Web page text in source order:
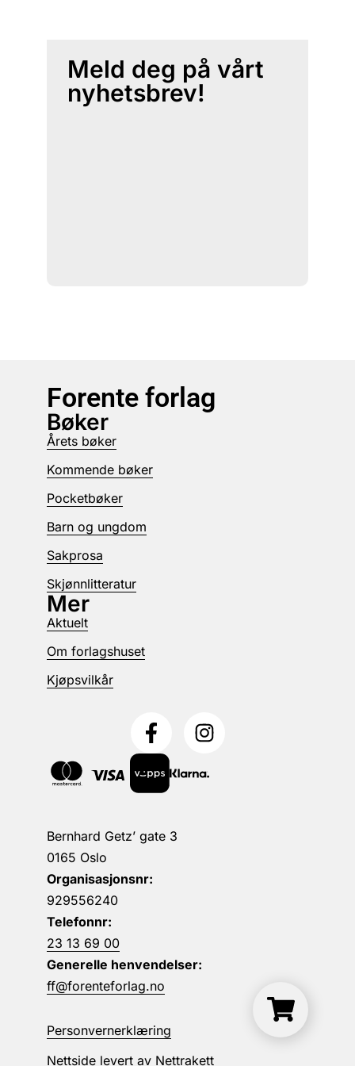
Meld deg på vårt
nyhetsbrev!
Forente forlag
Bernhard Getz’ gate 3
0165 Oslo
Organisasjonsnr:
929556240
Telefonnr:
23 13 69 00
Generelle henvendelser:
ff@forenteforlag.no
Personvernerklæring
Nettside levert av Nettrakett
Bøker
Årets bøker
Kommende bøker
Pocketbøker
Barn og ungdom
Sakprosa
Skjønnlitteratur
Mer
Aktuelt
Om forlagshuset
Kjøpsvilkår